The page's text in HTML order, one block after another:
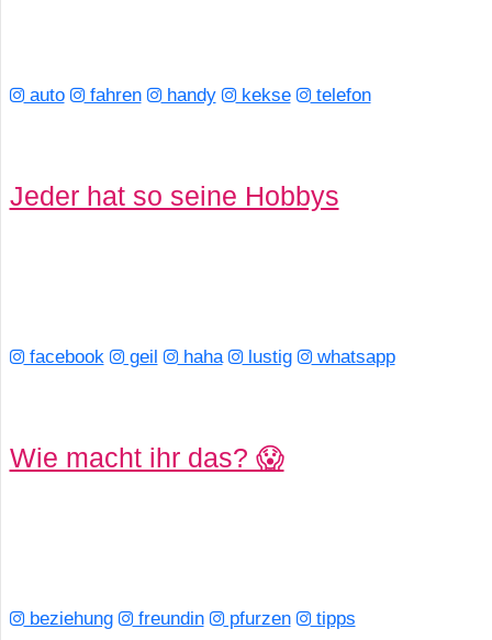
auto fahren handy kekse telefon
Jeder hat so seine Hobbys
facebook geil haha lustig whatsapp
Wie macht ihr das? 😱
beziehung freundin pfurzen tipps